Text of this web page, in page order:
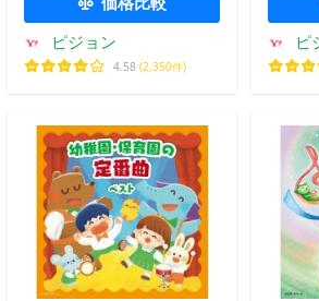
ピジョン
4.58 (2,350件)
ピ